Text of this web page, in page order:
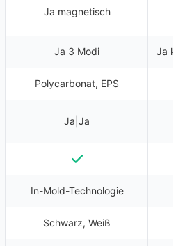
Ja magnetisch
Ja 3 Modi Ja
Polycarbonat, EPS
Ja|Ja
In-Mold-Technologie
Schwarz, Weiß